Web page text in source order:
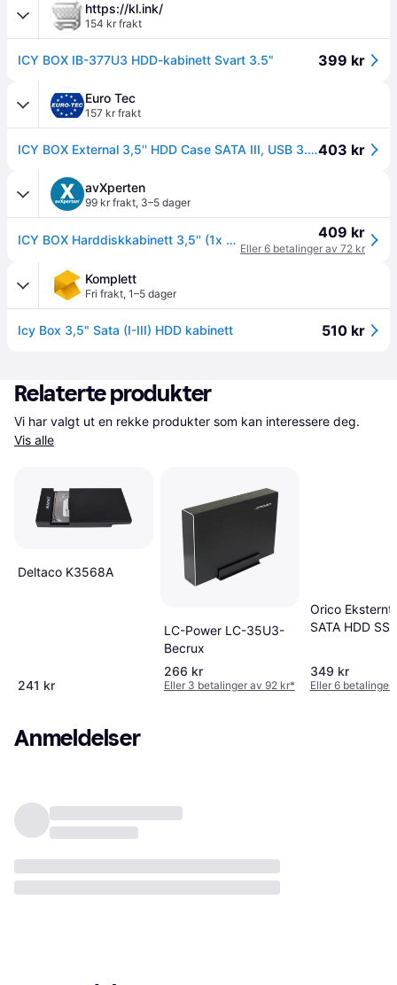
https://kl.ink/
154 kr frakt
ICY BOX IB-377U3 HDD-kabinett Svart 3.5" 399 kr
Euro Tec
157 kr frakt
ICY BOX External 3,5'' HDD Case SATA III, USB 3.0, Black (IB-377U3)403 kr
avXperten
99 kr frakt, 3–5 dager
ICY BOX Harddiskkabinett 3,5'' (1x SATA III/1x USB 3.0) 409 kr
Eller 6 betalinger av 72 kr
Komplett
Fri frakt, 1–5 dager
Icy Box 3,5" Sata (I-III) HDD kabinett 510 kr
Relaterte produkter
Vis alle
Deltaco K3568A
241 kr
LC-Power LC-35U3-
Becrux
266 kr
Eller 3 betalinger av 92 kr*
Orico Eksternt
SATA HDD
349 kr
Eller 6 betalinger
Anmeldelser